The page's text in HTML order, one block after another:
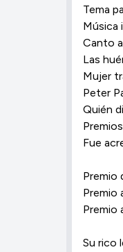
Tema
Música
Canto
Las
Mujer
Peter
Quién
Fue
Premio
Premio
Premio
Su rico